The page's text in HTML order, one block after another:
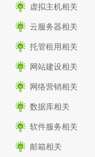
虚拟主机相关
云服务器相关
托管租用相关
网站建设相关
网络营销相关
数据库相关
软件服务相关
邮箱相关